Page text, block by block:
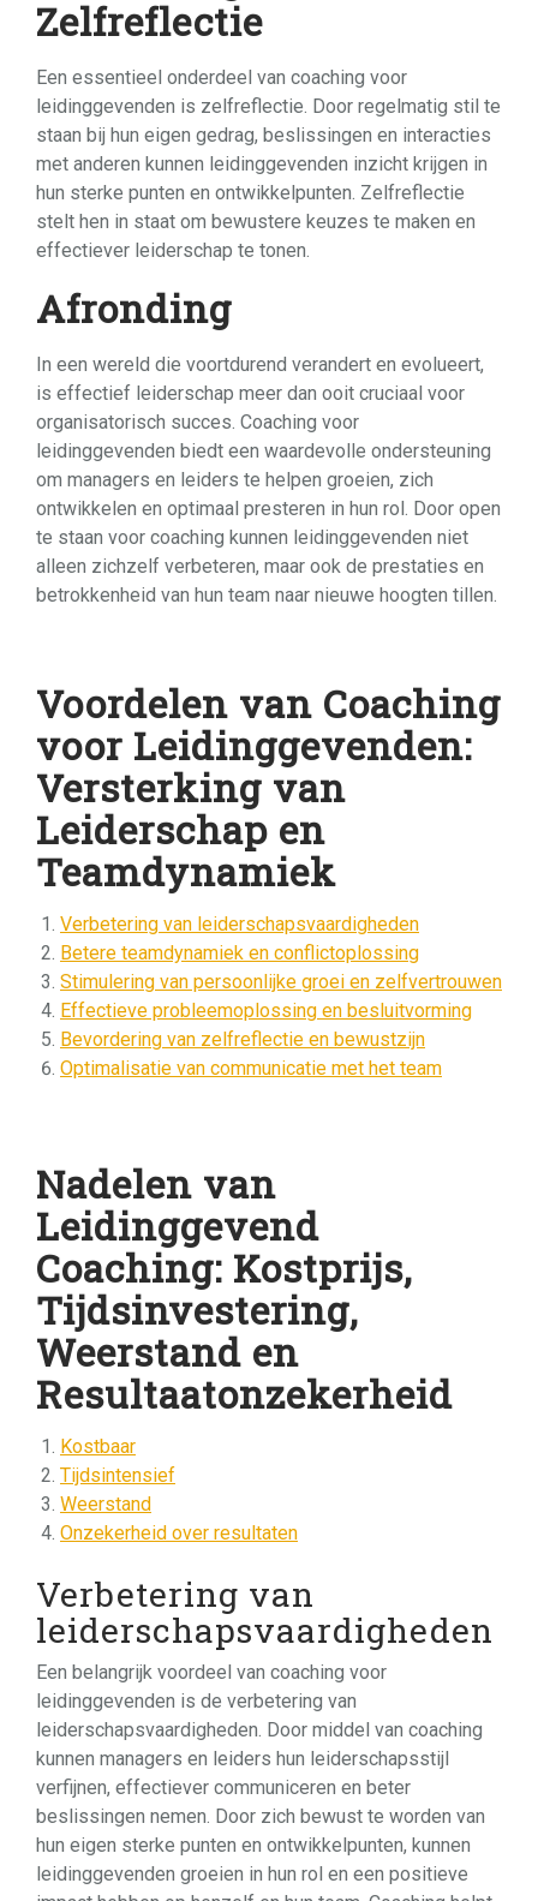
Zelfreflectie
Een essentieel onderdeel van coaching voor
leidinggevenden is zelfreflectie. Door regelmatig stil te
staan bij hun eigen gedrag, beslissingen en interacties
met anderen kunnen leidinggevenden inzicht krijgen in
hun sterke punten en ontwikkelpunten. Zelfreflectie
stelt hen in staat om bewustere keuzes te maken en
effectiever leiderschap te tonen.
Afronding
In een wereld die voortdurend verandert en evolueert,
is effectief leiderschap meer dan ooit cruciaal voor
organisatorisch succes. Coaching voor
leidinggevenden biedt een waardevolle ondersteuning
om managers en leiders te helpen groeien, zich
ontwikkelen en optimaal presteren in hun rol. Door open
te staan voor coaching kunnen leidinggevenden niet
alleen zichzelf verbeteren, maar ook de prestaties en
betrokkenheid van hun team naar nieuwe hoogten tillen.
Voordelen van Coaching
voor Leidinggevenden:
Versterking van
Leiderschap en
Teamdynamiek
Verbetering van leiderschapsvaardigheden
Betere teamdynamiek en conflictoplossing
Stimulering van persoonlijke groei en zelfvertrouwen
Effectieve probleemoplossing en besluitvorming
Bevordering van zelfreflectie en bewustzijn
Optimalisatie van communicatie met het team
Nadelen van
Leidinggevend
Coaching: Kostprijs,
Tijdsinvestering,
Weerstand en
Resultaatonzekerheid
Kostbaar
Tijdsintensief
Weerstand
Onzekerheid over resultaten
Verbetering van
leiderschapsvaardigheden
Een belangrijk voordeel van coaching voor
leidinggevenden is de verbetering van
leiderschapsvaardigheden. Door middel van coaching
kunnen managers en leiders hun leiderschapsstijl
verfijnen, effectiever communiceren en beter
beslissingen nemen. Door zich bewust te worden van
hun eigen sterke punten en ontwikkelpunten, kunnen
leidinggevenden groeien in hun rol en een positieve